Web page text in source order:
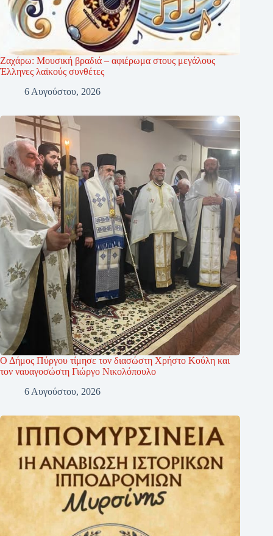
Ζαχάρω: Μουσική βραδιά – αφιέρωμα στους μεγάλους
Έλληνες λαϊκούς συνθέτες
6 Αυγούστου, 2026
Ο Δήμος Πύργου τίμησε τον διασώστη Χρήστο Κούλη και
τον ναυαγοσώστη Γιώργο Νικολόπουλο
6 Αυγούστου, 2026